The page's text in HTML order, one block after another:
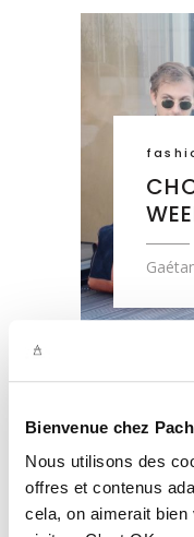
Bienvenue chez
Nous utilisons des
offres et contenus
cela, on aimerait